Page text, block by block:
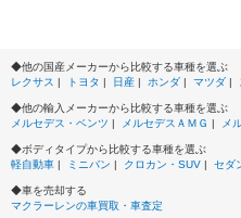
◆他の国産メーカーから比較する車種を選ぶ
レクサス | トヨタ | 日産 | ホンダ | マツダ |
◆他の輸入メーカーから比較する車種を選ぶ
メルセデス・ベンツ | メルセデスＡＭＧ | メ
◆ボディタイプから比較する車種を選ぶ
軽自動車 | ミニバン | クロカン・SUV | セダ
◆車を売却する
マクラーレンの車買取・車査定